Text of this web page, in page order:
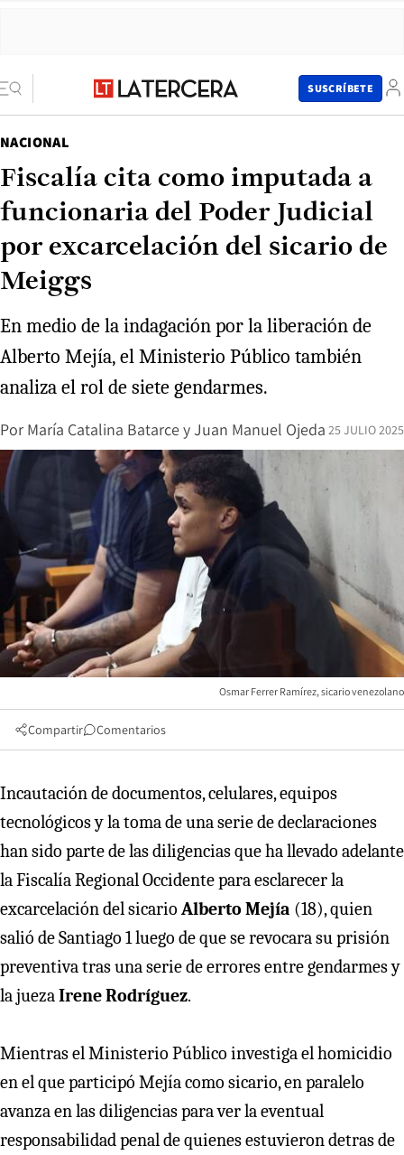
SUSCRÍBETE
NACIONAL
Fiscalía cita como imputada a
funcionaria del Poder Judicial
por excarcelación del sicario de
Meiggs
En medio de la indagación por la liberación de
Alberto Mejía, el Ministerio Público también
analiza el rol de siete gendarmes.
Por María Catalina BatarceyJuan Manuel Ojeda 25 JULIO 2025
Osmar Ferrer Ramírez, sicario venezolano
Compartir Comentarios
Incautación de documentos, celulares, equipos
tecnológicos y la toma de una serie de declaraciones
han sido parte de las diligencias que ha llevado adelante
la Fiscalía Regional Occidente para esclarecer la
excarcelación del sicario Alberto Mejía (18), quien
salió de Santiago 1 luego de que se revocara su prisión
preventiva tras una serie de errores entre gendarmes y
la juezaIrene Rodríguez.
Mientras el Ministerio Público investiga el homicidio
en el que participó Mejía como sicario, en paralelo
avanza en las diligencias para ver la eventual
responsabilidad penal de quienes estuvieron detras de